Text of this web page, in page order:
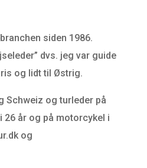
siden 1986.
dvs. jeg var guide
og lidt til Østrig.
Schweiz og turleder på
26 år og på motorcykel i
og